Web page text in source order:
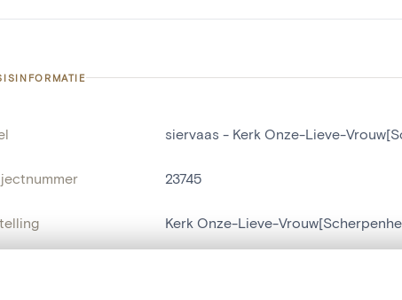
siervaas - Kerk Onze-Lieve-
23745
Kerk Onze-Lieve-